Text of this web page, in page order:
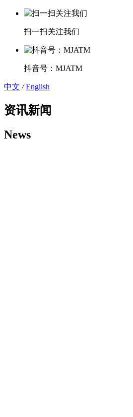
扫一扫关注我们
抖音号：MJATM
中文 / English
资讯新闻
News